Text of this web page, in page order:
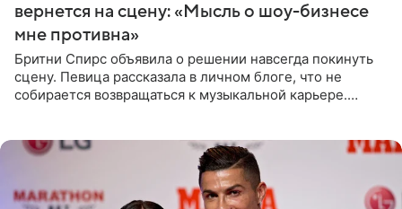
вернется на сцену: «Мысль о шоу-бизнесе
мне противна»
Бритни Спирс объявила о решении навсегда покинуть
сцену. Певица рассказала в личном блоге, что не
собирается возвращаться к музыкальной карьере.